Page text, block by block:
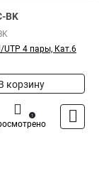
BK
4 пары, Кат.6
корзину
1